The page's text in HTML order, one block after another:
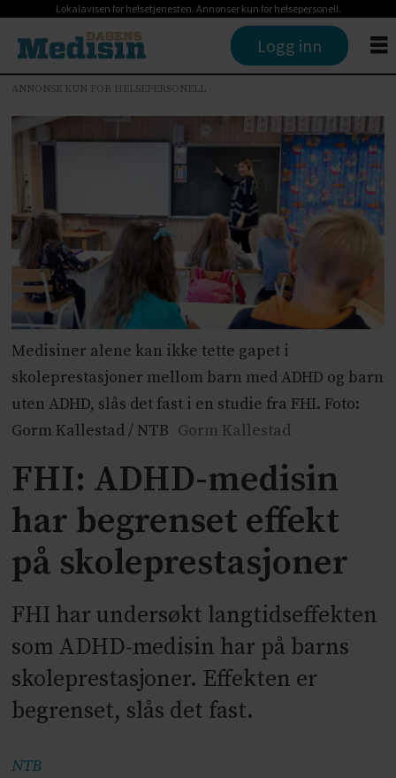
Lokalavisen for helsetjenesten. Annonser kun for helsepersonell.
Logg inn
ANNONSE KUN FOR HELSEPERSONELL
Medisiner alene kan ikke tette gapet i
skoleprestasjoner mellom barn med ADHD og barn
uten ADHD, slås det fast i en studie fra FHI. Foto:
Gorm Kallestad / NTB Gorm Kallestad
FHI: ADHD-medisin
har begrenset effekt
på skoleprestasjoner
FHI har undersøkt langtidseffekten
som ADHD-medisin har på barns
skoleprestasjoner. Effekten er
begrenset, slås det fast.
NTB